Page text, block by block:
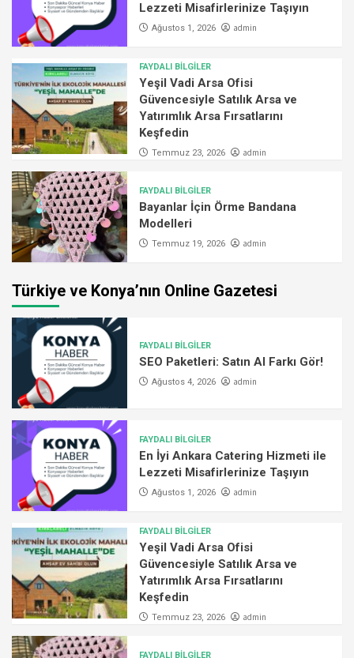
Lezzeti Misafirlerinize Taşıyın
Ağustos 1, 2026 admin
FAYDALI BİLGİLER
Yeşil Vadi Arsa Ofisi
Güvencesiyle Satılık Arsa ve
Yatırımlık Arsa Fırsatlarını
Keşfedin
Temmuz 23, 2026 admin
FAYDALI BİLGİLER
Bayanlar İçin Örme Bandana
Modelleri
Temmuz 19, 2026 admin
Türkiye ve Konya’nın Online Gazetesi
FAYDALI BİLGİLER
SEO Paketleri: Satın Al Farkı Gör!
Ağustos 4, 2026 admin
FAYDALI BİLGİLER
En İyi Ankara Catering Hizmeti ile
Lezzeti Misafirlerinize Taşıyın
Ağustos 1, 2026 admin
FAYDALI BİLGİLER
Yeşil Vadi Arsa Ofisi
Güvencesiyle Satılık Arsa ve
Yatırımlık Arsa Fırsatlarını
Keşfedin
Temmuz 23, 2026 admin
FAYDALI BİLGİLER